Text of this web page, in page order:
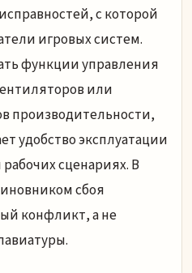
с которой
игровых систем.
функции управления
или
производительности,
удобство эксплуатации
сценариях. В
сбоя
конфликт, а не